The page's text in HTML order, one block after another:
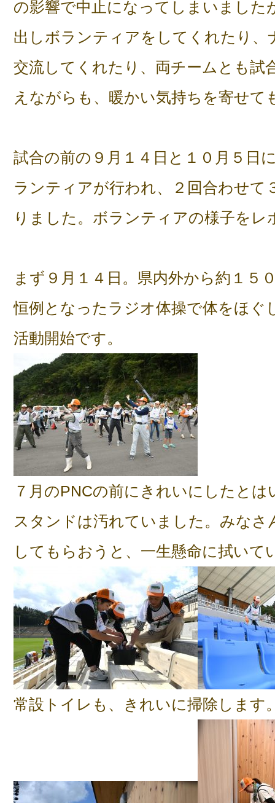
の影響で中止になってしまいました
出しボランティアをしてくれたり、
交流してくれたり、両チームとも試
えながらも、暖かい気持ちを寄せて
試合の前の９月１４日と１０月５日
ランティアが行われ、２回合わせて
りました。ボランティアの様子をレ
まず９月１４日。県内外から約１５
恒例となったラジオ体操で体をほぐ
活動開始です。
７月のPNCの前にきれいにしたと
スタンドは汚れていました。みなさ
してもらおうと、一生懸命に拭いて
常設トイレも、きれいに掃除します